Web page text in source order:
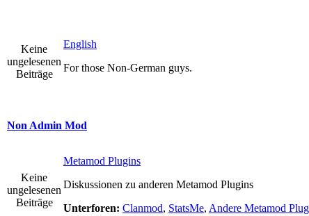
Keine
ungelesenen
Beiträge
English
For those Non-German guys.
Non Admin Mod
Keine
ungelesenen
Beiträge
Metamod Plugins
Diskussionen zu anderen Metamod Plugins
Unterforen: Clanmod, StatsMe, Andere Metamod